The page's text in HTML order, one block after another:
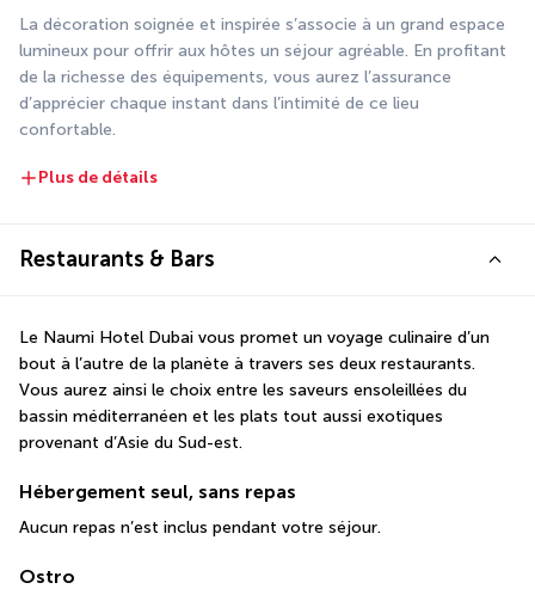
La décoration soignée et inspirée s’associe à un grand espace
lumineux pour offrir aux hôtes un séjour agréable. En profitant
de la richesse des équipements, vous aurez l’assurance
d’apprécier chaque instant dans l’intimité de ce lieu
confortable.
Plus de détails
Restaurants & Bars
Le Naumi Hotel Dubai vous promet un voyage culinaire d’un
bout à l’autre de la planète à travers ses deux restaurants.
Vous aurez ainsi le choix entre les saveurs ensoleillées du
bassin méditerranéen et les plats tout aussi exotiques
provenant d’Asie du Sud-est.
Hébergement seul, sans repas
Aucun repas n’est inclus pendant votre séjour.
Ostro